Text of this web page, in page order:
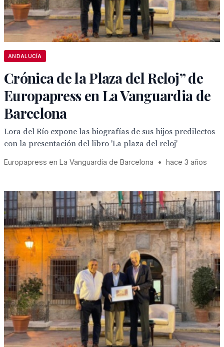
ANDALUCÍA
Crónica de la Plaza del Reloj” de
Europapress en La Vanguardia de
Barcelona
Lora del Río expone las biografías de sus hijos predilectos
con la presentación del libro 'La plaza del reloj'
Europapress en La Vanguardia de Barcelona • hace 3 años